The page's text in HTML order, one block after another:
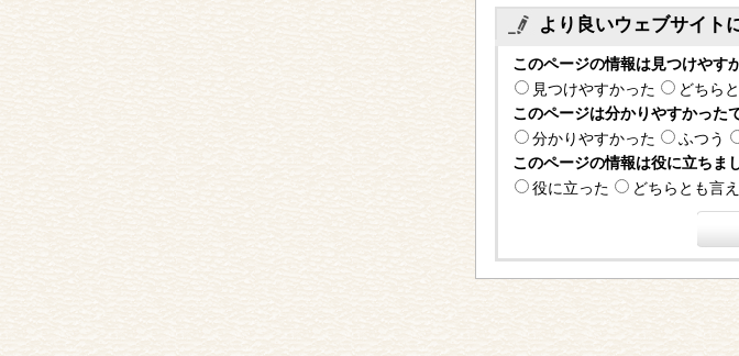
より良いウェブサイト
このページの情報は見つけやす
見つけやすかった
どちら
このページは分かりやすかった
分かりやすかった
ふつう
このページの情報は役に立ちま
役に立った
どちらとも言